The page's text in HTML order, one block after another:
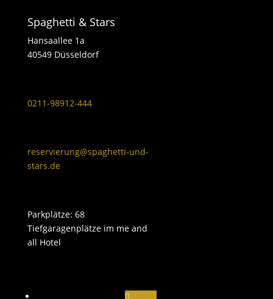
Spaghetti & Stars
Hansaallee 1a
40549 Düsseldorf
0211-98912-444
reservierung@spaghetti-und-
stars.de
Parkplätze: 68
Tiefgaragenplätze im me and
all Hotel